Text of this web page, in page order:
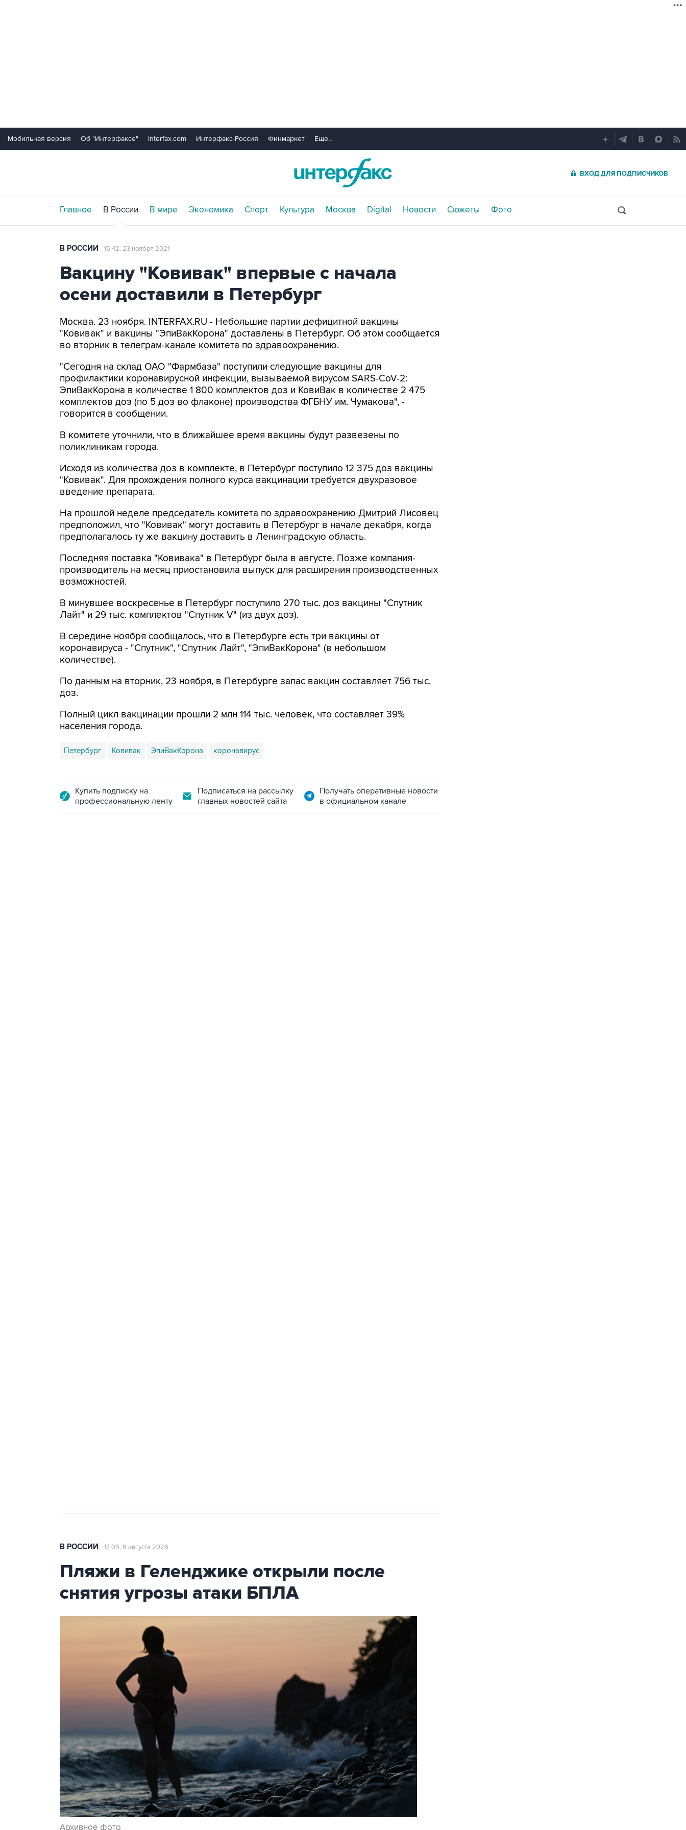
Мобильная версия Об "Интерфаксе" Interfax.com Интерфакс-Россия Финмаркет Еще...
ВХОД ДЛЯ ПОДПИСЧИКОВ
Главное В России В мире Экономика Спорт Культура Москва Digital Новости Сюжеты Фото
В РОССИИ 15:42, 23 ноября 2021
Вакцину "Ковивак" впервые с начала
осени доставили в Петербург
Москва. 23 ноября. INTERFAX.RU - Небольшие партии дефицитной вакцины
"Ковивак" и вакцины "ЭпиВакКорона" доставлены в Петербург. Об этом сообщается
во вторник в телеграм-канале комитета по здравоохранению.
"Сегодня на склад ОАО "Фармбаза" поступили следующие вакцины для
профилактики коронавирусной инфекции, вызываемой вирусом SARS-CoV-2:
ЭпиВакКорона в количестве 1 800 комплектов доз и КовиВак в количестве 2 475
комплектов доз (по 5 доз во флаконе) производства ФГБНУ им. Чумакова", -
говорится в сообщении.
В комитете уточнили, что в ближайшее время вакцины будут развезены по
поликлиникам города.
Исходя из количества доз в комплекте, в Петербург поступило 12 375 доз вакцины
"Ковивак". Для прохождения полного курса вакцинации требуется двухразовое
введение препарата.
На прошлой неделе председатель комитета по здравоохранению Дмитрий Лисовец
предположил, что "Ковивак" могут доставить в Петербург в начале декабря, когда
предполагалось ту же вакцину доставить в Ленинградскую область.
Последняя поставка "Ковивака" в Петербург была в августе. Позже компания-
производитель на месяц приостановила выпуск для расширения производственных
возможностей.
В минувшее воскресенье в Петербург поступило 270 тыс. доз вакцины "Спутник
Лайт" и 29 тыс. комплектов "Спутник V" (из двух доз).
В середине ноября сообщалось, что в Петербурге есть три вакцины от
коронавируса - "Спутник", "Спутник Лайт", "ЭпиВакКорона" (в небольшом
количестве).
По данным на вторник, 23 ноября, в Петербурге запас вакцин составляет 756 тыс.
доз.
Полный цикл вакцинации прошли 2 млн 114 тыс. человек, что составляет 39%
населения города.
Петербург Ковивак ЭпиВакКорона коронавирус
Купить подписку на
профессиональную ленту
Подписаться на рассылку
главных новостей сайта
Получать оперативные новости
в официальном канале
В РОССИИ 17:05, 8 августа 2026
Пляжи в Геленджике открыли после
снятия угрозы атаки БПЛА
Архивное фото